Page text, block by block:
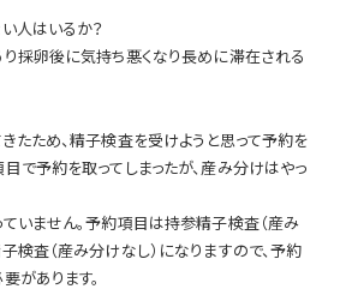
人はいるか？
採卵後に気持ち悪くなり長めに滞在される
たため、精子検査を受けようと思って予約を
で予約を取ってしまったが、産み分けはやっ
いません。予約項目は持参精子検査（産み
検査（産み分けなし）になりますので、予約
があります。